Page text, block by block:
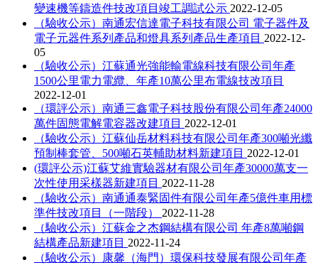
變速機等鑄造件技改項目竣工調試公示 2022-12-05
（驗收公示）南通宏信達電子科技有限公司 電子器件及
電子元器件系列產品和燈具系列產品生產項目 2022-12-
05
（驗收公示）江蘇通光強能輸電線科技有限公司年產
1500公里電力電纜、年產10萬公里布電線技改項目
2022-12-01
（環評公示）南通三鑫電子科技股份有限公司年產24000
萬件固態電解電容器改建項目 2022-12-01
（驗收公示）江蘇仙岳材料科技有限公司年產300噸光纖
預制棒套管、500噸石英輔助材料新建項目 2022-12-01
(環評公示)江蘇艾維實驗器材有限公司年產30000萬支一
次性使用采樣器新建項目 2022-11-28
（驗收公示）南通通泰緊固件有限公司年產5億件車用標
準件技改項目（一階段） 2022-11-28
（驗收公示）江蘇金之杰鋼結構有限公司 年產8萬噸鋼
結構產品新建項目 2022-11-24
（驗收公示）康馨（海門）環保科技發展有限公司年產